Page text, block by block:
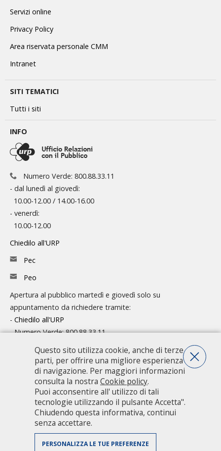
Servizi online
Privacy Policy
Area riservata personale CMM
Intranet
SITI TEMATICI
Tutti i siti
INFO
Numero Verde: 800.88.33.11
- dal lunedì al giovedì:
10.00-12.00 / 14.00-16.00
- venerdì:
10.00-12.00
Chiedilo all'URP
Pec
Peo
Apertura al pubblico martedì e giovedì solo su
appuntamento da richiedere tramite:
- Chiedilo all'URP
- Numero Verde: 800.88.33.11
Consulta l'organigramma
Accedi agli atti
Guida pratica ai servizi e alla modulistica
Città metropolitana di Milano - Via Vivaio, 1 - 20122 Milano - centralino
02 7740.1 |PEC - Posta Elettronica Certificata
Elettronica Ordinaria| P.IVA 08911820960
Questo sito utilizza cookie, anche di terze
parti, per offrire una migliore esperienza
di navigazione. Per maggiori informazioni
consulta la nostra Cookie policy.
Puoi acconsentire all' utilizzo di tali
tecnologie utilizzando il pulsante Accetta".
Chiudendo questa informativa, continui
senza accettare.
PERSONALIZZA LE TUE PREFERENZE